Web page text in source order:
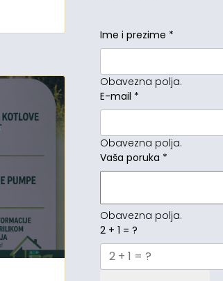
Ime i prezime *
Obavezna polja.
E-mail *
Obavezna polja.
Vaša poruka *
Obavezna polja.
2 + 1 = ?